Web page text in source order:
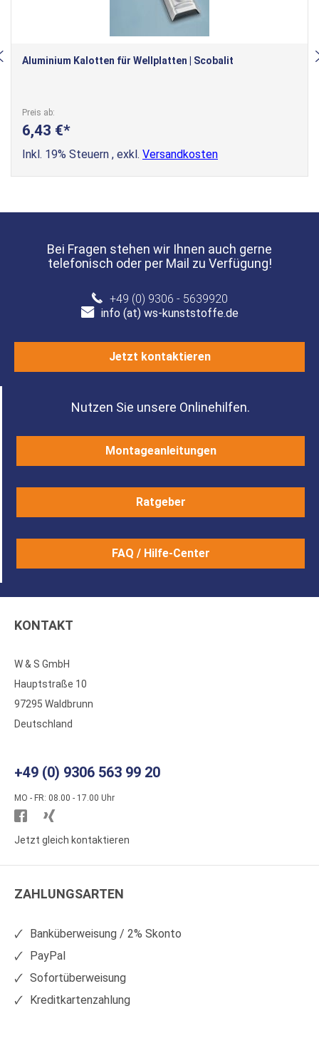
Aluminium Kalotten für Wellplatten | Scobalit
Preis ab
6,43 €
Inkl. 19% Steuern , exkl. Versandkosten
Bei Fragen stehen wir Ihnen auch gerne
telefonisch oder per Mail zu Verfügung!
+49 (0) 9306 - 5639920
info (at) ws-kunststoffe.de
Jetzt kontaktieren
Nutzen Sie unsere Onlinehilfen.
Montageanleitungen
Ratgeber
FAQ / Hilfe-Center
KONTAKT
W & S GmbH
Hauptstraße 10
97295 Waldbrunn
Deutschland
+49 (0) 9306 563 99 20
MO - FR: 08.00 - 17.00 Uhr
Besuchen
Sie
auf
Sie
auf
Jetzt gleich kontaktieren
ZAHLUNGSARTEN
Banküberweisung / 2% Skonto
PayPal
Sofortüberweisung
Kreditkartenzahlung